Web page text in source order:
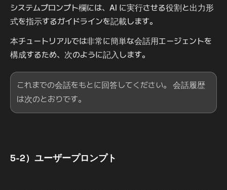
システムプロンプト欄には、AI に実行させる役割と出力形
式を指示するガイドラインを記載します。
本チュートリアルでは非常に簡単な会話用エージェントを
構成するため、次のように記入します。
これまでの会話をもとに回答してください。 会話履歴
は次のとおりです。
5-2）ユーザープロンプト